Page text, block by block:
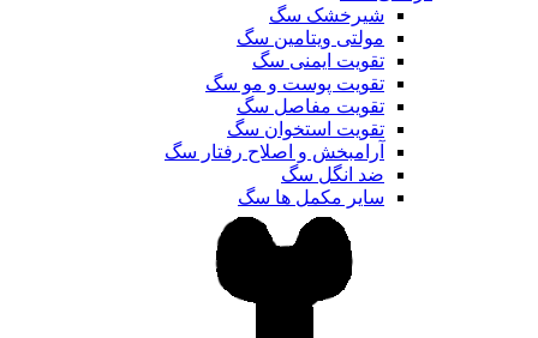
شیرخشک سگ
مولتی ویتامین سگ
تقویت ایمنی سگ
تقویت پوست و مو سگ
تقویت مفاصل سگ
تقویت استخوان سگ
آرامبخش و اصلاح رفتار سگ
ضد انگل سگ
سایر مکمل ها سگ